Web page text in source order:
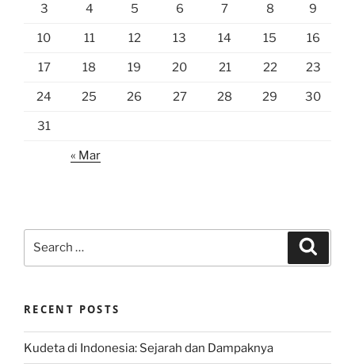
3 4 5 6 7 8 9
10 11 12 13 14 15 16
17 18 19 20 21 22 23
24 25 26 27 28 29 30
31
« Mar
RECENT POSTS
Kudeta di Indonesia: Sejarah dan Dampaknya